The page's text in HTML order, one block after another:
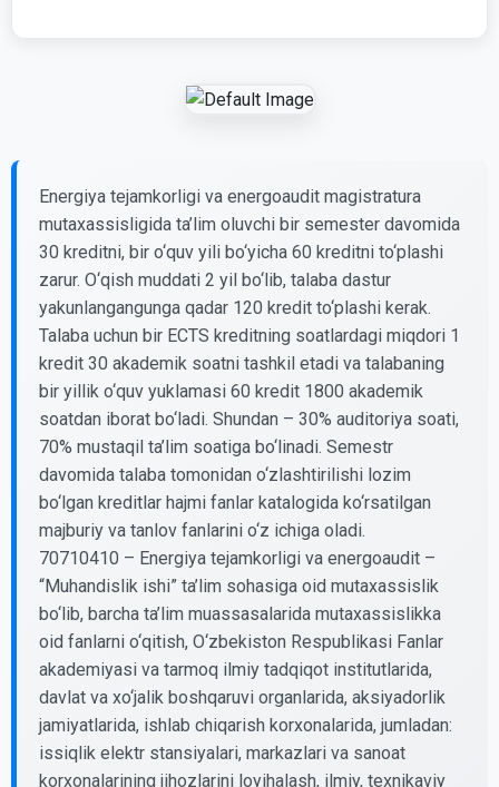
Energiya tejamkorligi va energoaudit magistratura
mutaxassisligida ta’lim oluvchi bir semester davomida
30 kreditni, bir o‘quv yili bo‘yicha 60 kreditni to‘plashi
zarur. O‘qish muddati 2 yil bo‘lib, talaba dastur
yakunlangangunga qadar 120 kredit to‘plashi kerak.
Talaba uchun bir ECTS kreditning soatlardagi miqdori 1
kredit 30 akademik soatni tashkil etadi va talabaning
bir yillik o‘quv yuklamasi 60 kredit 1800 akademik
soatdan iborat bo‘ladi. Shundan – 30% auditoriya soati,
70% mustaqil ta’lim soatiga bo‘linadi. Semestr
davomida talaba tomonidan o‘zlashtirilishi lozim
bo‘lgan kreditlar hajmi fanlar katalogida ko‘rsatilgan
majburiy va tanlov fanlarini o‘z ichiga oladi.
70710410 – Energiya tejamkorligi va energoaudit –
“Muhandislik ishi” ta’lim sohasiga oid mutaxassislik
bo‘lib, barcha ta’lim muassasalarida mutaxassislikka
oid fanlarni o‘qitish, O‘zbekiston Respublikasi Fanlar
akademiyasi va tarmoq ilmiy tadqiqot institutlarida,
davlat va xo‘jalik boshqaruvi organlarida, aksiyadorlik
jamiyatlarida, ishlab chiqarish korxonalarida, jumladan:
issiqlik elektr stansiyalari, markazlari va sanoat
korxonalarining jihozlarini loyihalash, ilmiy, texnikaviy